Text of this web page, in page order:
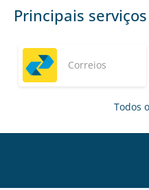
Principais
Correios
Todos